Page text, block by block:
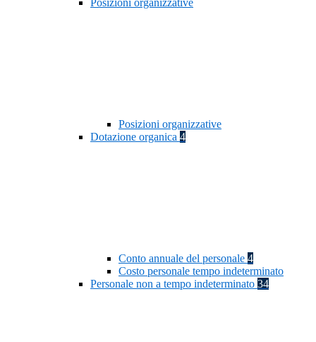
Posizioni organizzative
Posizioni organizzative
Dotazione organica 4
Conto annuale del personale 4
Costo personale tempo indeterminato
Personale non a tempo indeterminato 34